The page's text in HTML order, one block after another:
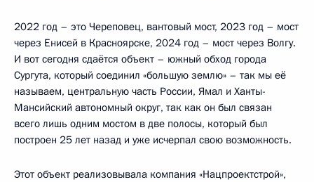
2022 год – это Череповец, вантовый мост, 2023 год – мост
через Енисей в Красноярске, 2024 год – мост через Волгу.
И вот сегодня сдаётся объект – южный обход города
Сургута, который соединил «большую землю» – так мы её
называем, центральную часть России, Ямал и Ханты-
Мансийский автономный округ, так как он был связан
всего лишь одним мостом в две полосы, который был
построен 25 лет назад и уже исчерпал свою возможность.
Этот объект реализовывала компания «Нацпроектстрой»,